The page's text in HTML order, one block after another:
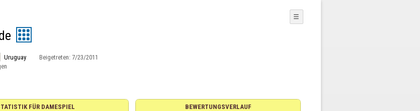
Uruguay Beigetreten: 7/23/2011
☰
FÜR DAMESPIEL BEWERTUNGSVERLAUF